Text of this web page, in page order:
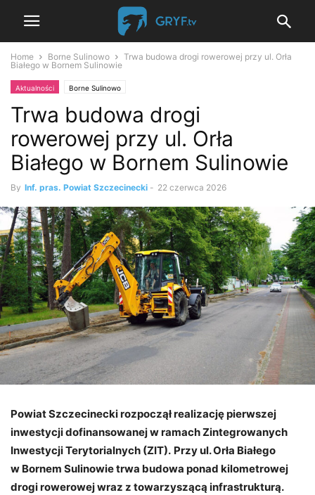
Home Borne Sulinowo
Trwa budowa drogi rowerowej przy ul. Orła
Białego w Bornem Sulinowie
Aktualności Borne Sulinowo
Trwa budowa drogi
rowerowej przy ul. Orła
Białego w Bornem Sulinowie
By Inf. pras. Powiat Szczecinecki - 22 czerwca 2026
Powiat Szczecinecki rozpoczął realizację pierwszej
inwestycji dofinansowanej w ramach Zintegrowanych
Inwestycji Terytorialnych (ZIT). Przy ul. Orła Białego
w Bornem Sulinowie trwa budowa ponad kilometrowej
drogi rowerowej wraz z towarzyszącą infrastrukturą.